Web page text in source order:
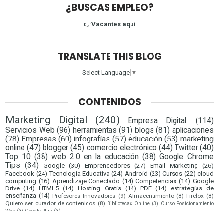
¿BUSCAS EMPLEO?
👉Vacantes aquí
TRANSLATE THIS BLOG
Select Language ▼
CONTENIDOS
Marketing Digital (240) Empresa Digital.
(114)
Servicios Web (96) herramientas (91) blogs (81) aplicaciones
(78) Empresas (60) infografías (57) educación (53) marketing
online (47) blogger (45) comercio electrónico (44) Twitter (40)
Top 10 (38) web 2.0 en la educación (38) Google Chrome
Tips
(34) Google (30) Emprendedores (27) Email Marketing
(26)
Facebook (24) Tecnología Educativa (24) Android (23) Cursos (22) cloud
computing (16) Aprendizaje Conectado (14) Competencias (14) Google
Drive (14) HTML5 (14) Hosting Gratis (14) PDF (14) estrategias de
enseñanza (14) Profesores Innovadores (9) Almacenamiento (8) Firefox (8)
Quiero ser curador de contenidos (8) Bibliotecas Online (3) Curso Posicionamiento